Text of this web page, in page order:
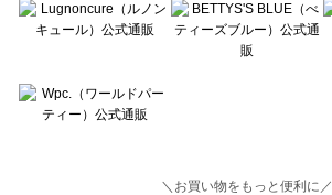
＼お買い物をもっと便利に／